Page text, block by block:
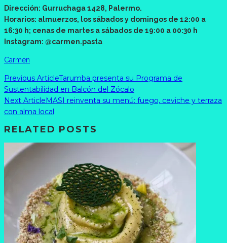
Dirección: Gurruchaga 1428, Palermo.
Horarios: almuerzos, los sábados y domingos de 12:00 a
16:30 h; cenas de martes a sábados de 19:00 a 00:30 h
Instagram: @carmen.pasta
Carmen
Previous ArticleTarumba presenta su Programa de
Sustentabilidad en Balcón del Zócalo
Next ArticleMASI reinventa su menú: fuego, ceviche y terraza
con alma local
RELATED POSTS